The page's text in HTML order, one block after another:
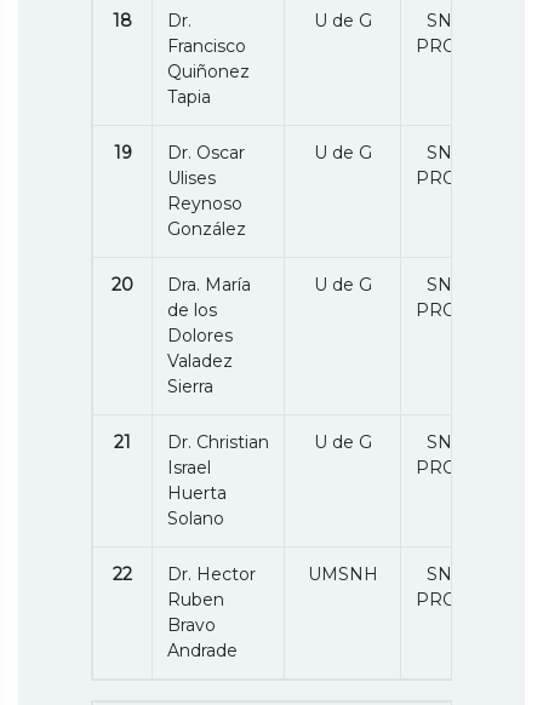
18
Dr.
Francisco
Quiñonez
Tapia
U de G
SNII 1 /
PRODEP
19
Dr. Oscar
Ulises
Reynoso
González
U de G
SNII 1 /
PRODEP
20
Dra. María
de los
Dolores
Valadez
Sierra
U de G
SNII 1 /
PRODEP
21
Dr. Christian
Israel
Huerta
Solano
U de G
SNII 1 /
PRODEP
22
Dr. Hector
Ruben
Bravo
Andrade
UMSNH
SNII 1 /
PRODEP